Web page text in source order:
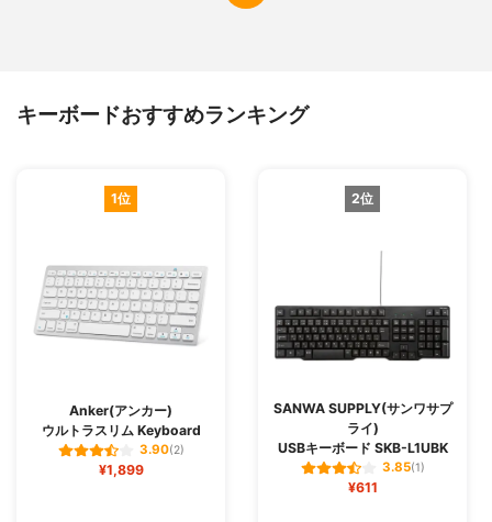
キーボードおすすめランキング
1位
Anker(アンカー)
ウルトラスリム Keyboard
3.90(2)
¥1,899
2位
SANWA SUPPLY(サンワサプ
ライ)
USBキーボード SKB-L1UBK
3.85(1)
¥611